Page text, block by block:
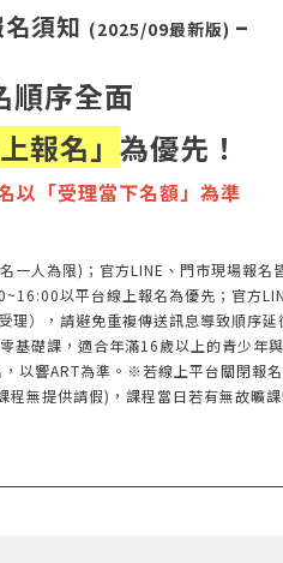
須知 (2025/09最新版) –
順序全面
報名」 為優先！
以「受理當下名額」為準
人為限)；官方LINE、門市現場報名
以平台線上報名為優先；官方
），請避免重複傳送訊息導致順序
礎課，適合年滿16歲以上的青少年
響ART為準。※若線上平台關閉報
無提供請假)，課程當日若有無故曠